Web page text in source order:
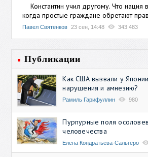
Константин учил другому. Что нация
когда простые граждане обретают
Павел Святенков 23 сен, 14:48 343 483
Публикации
Как США вызвали у
нарушения и амнезию?
Рамиль Гарифуллин 980
Пурпурные поля
человечества
Елена Кондратьева-Сальгеро